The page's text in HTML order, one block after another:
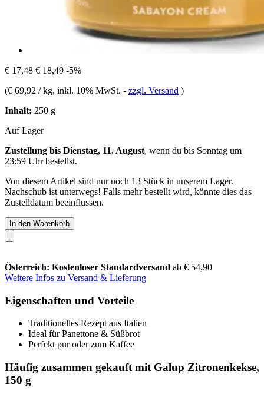
€ 17,48 € 18,49 -5%
(€ 69,92 / kg, inkl. 10% MwSt. - zzgl. Versand )
Inhalt: 250 g
Auf Lager
Zustellung bis Dienstag, 11. August, wenn du bis Sonntag um
23:59 Uhrbestellst.
Von diesem Artikel sind nur noch 13 Stück in unserem Lager.
Nachschub ist unterwegs! Falls mehr bestellt wird, könnte dies das
Zustelldatum beeinflussen.
In den Warenkorb
Österreich: Kostenloser Standardversand ab € 54,90
Weitere Infos zu Versand & Lieferung
Eigenschaften und Vorteile
Traditionelles Rezept aus Italien
Ideal für Panettone & Süßbrot
Perfekt pur oder zum Kaffee
Häufig zusammen gekauft mit Galup Zitronenkekse,
150 g